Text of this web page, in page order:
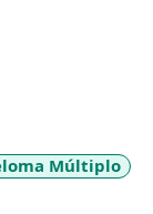
Múltiplo